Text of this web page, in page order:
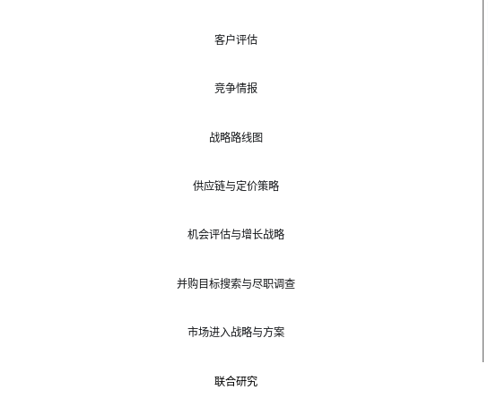
客户评估
竞争情报
战略路线图
供应链与定价策略
机会评估与增长战略
并购目标搜索与尽职调查
市场进入战略与方案
联合研究